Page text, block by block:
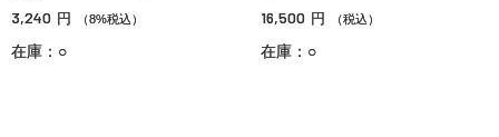
3,240 円 （8%税込）
在庫：○
16,500 円 （税込）
在庫：○